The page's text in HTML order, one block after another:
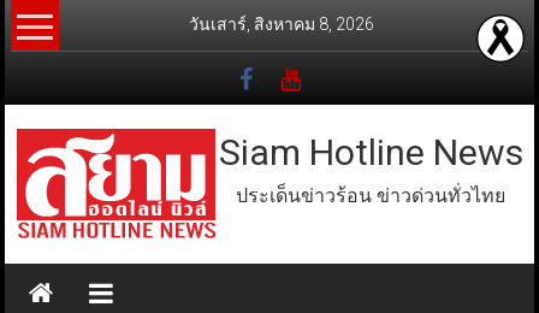
Skip
to
วันเสาร์, สิงหาคม 8, 2026
Siam Hotline News
ประเด็นข่าวร้อน ข่าวด่วนทั่วไทย